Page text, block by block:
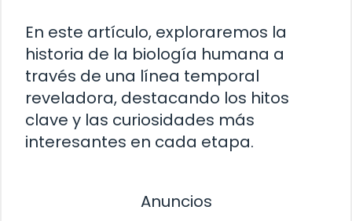
En este artículo, exploraremos la
historia de la biología humana a
través de una línea temporal
reveladora, destacando los hitos
clave y las curiosidades más
interesantes en cada etapa.
Anuncios